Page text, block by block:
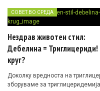
СОВЕТ ВО СРЕДА
Нездрав животен стил:
Дебелина =
круг?
Доколку вредноста на
зборуваме за